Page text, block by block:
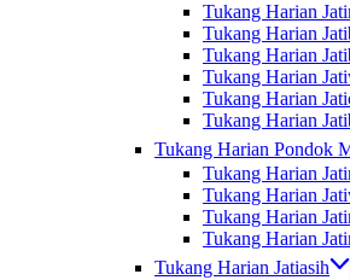
Tukang Harian
Tukang Harian
Tukang Harian
Tukang Harian
Tukang Harian
Tukang Harian
Tukang Harian Pondok
Tukang Harian
Tukang Harian
Tukang Harian
Tukang Harian
Tukang Harian Jatiasih